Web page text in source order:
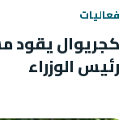
فعاليات
رئيس الوزراء